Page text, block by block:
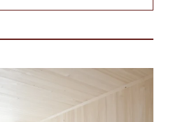
Sie sich schon
Sie unser Frühstück
können: Frische